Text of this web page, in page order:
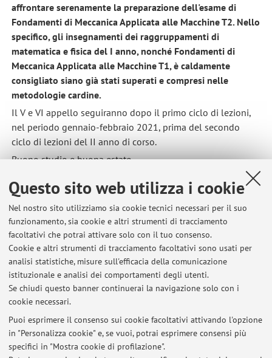
Questo sito web utilizza i cookie
Nel nostro sito utilizziamo sia cookie tecnici necessari per il suo
funzionamento, sia cookie e altri strumenti di tracciamento
facoltativi che potrai attivare solo con il tuo consenso.
Cookie e altri strumenti di tracciamento facoltativi sono usati per
analisi statistiche, misure sull'efficacia della comunicazione
istituzionale e analisi dei comportamenti degli utenti.
Se chiudi questo banner continuerai la navigazione solo con i
cookie necessari.
Puoi esprimere il consenso sui cookie facoltativi attivando l'opzione
in "Personalizza cookie" e, se vuoi, potrai esprimere consensi più
specifici in "Mostra cookie di profilazione".
affrontare serenamente la preparazione dell'esame di
Fondamenti di Meccanica Applicata alle Macchine T2. Nello
specifico, gli insegnamenti dei raggruppamenti di
matematica e fisica del I anno, nonché Fondamenti di
Meccanica Applicata alle Macchine T1, è caldamente
consigliato siano già stati superati e compresi nelle
metodologie cardine.
Il V e VI appello seguiranno dopo il primo ciclo di lezioni,
nel periodo gennaio-febbraio 2021, prima del secondo
ciclo di lezioni del II anno di corso.
Buono studio e buona estate.
Ultimi avvisi
Ultimi appelli (#5 e #6) di FdMAM T2 modulo 1 a gennaio-febbraio
2022
Pubblicato il: 17 novembre 2021
IV appello d'esame - 22 settembre 2021
Pubblicato il: 30 giugno 2021